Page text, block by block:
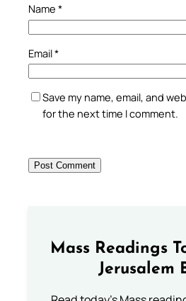
Name *
Email*
Save my name, email, and
for the next time I comment.
Mass Readings
Jerusalem